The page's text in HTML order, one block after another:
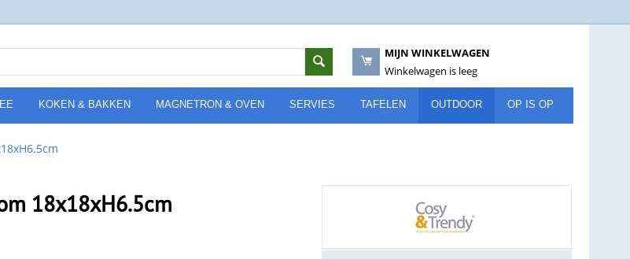
MIJN WINKELWAGEN
Winkelwagen is leeg
KOKEN & BAKKEN MAGNETRON & OVEN SERVIES TAFELEN OUTDOOR OP IS OP
18x18xH6.5cm